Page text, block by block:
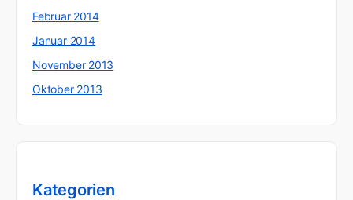
Februar 2014
Januar 2014
November 2013
Oktober 2013
Kategorien